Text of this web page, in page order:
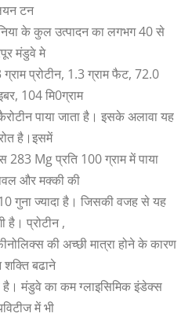
टन
के कुल उत्पादन का लगभग 40 से
मंडुवे मे
प्रोटीन, 1.3 ग्राम फैट, 72.0
104 मि0ग्राम
पाया जाता है। इसके अलावा यह
है।इसमें
Mg प्रति 100 ग्राम में पाया
और मक्की की
गुना ज्यादा है। जिसकी वजह से यह
है। प्रोटीन ,
की अच्छी मात्रा होने के कारण
बढाने
है। मंडुवे का कम ग्लाइसिमिक इंडेक्स
में भी